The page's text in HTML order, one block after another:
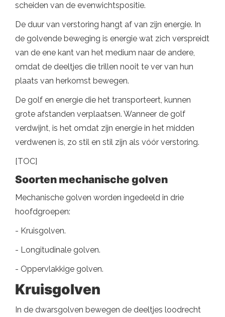
scheiden van de evenwichtspositie.
De duur van verstoring hangt af van zijn energie. In
de golvende beweging is energie wat zich verspreidt
van de ene kant van het medium naar de andere,
omdat de deeltjes die trillen nooit te ver van hun
plaats van herkomst bewegen.
De golf en energie die het transporteert, kunnen
grote afstanden verplaatsen. Wanneer de golf
verdwijnt, is het omdat zijn energie in het midden
verdwenen is, zo stil en stil zijn als vóór verstoring.
[TOC]
Soorten mechanische golven
Mechanische golven worden ingedeeld in drie
hoofdgroepen:
- Kruisgolven.
- Longitudinale golven.
- Oppervlakkige golven.
Kruisgolven
In de dwarsgolven bewegen de deeltjes loodrecht